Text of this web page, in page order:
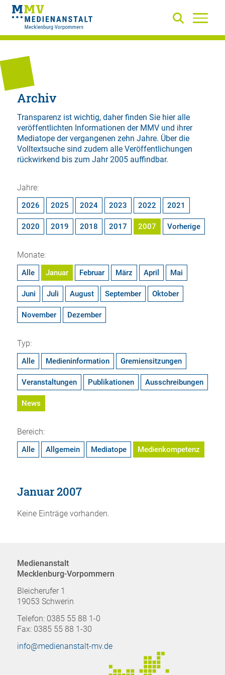
Archiv
Transparenz ist wichtig, daher finden Sie hier alle
veröffentlichten Informationen der MMV und ihrer
Mediatope der vergangenen zehn Jahre. Über die
Volltextsuchesind zudem alle Veröffentlichungen
rückwirkend bis zum Jahr 2005 auffindbar.
Jahre:
2026 2025 2024 2023 2022 2021
2020 2019 2018 2017 2007 Vorherige
Monate:
Alle Januar Februar März April Mai
Juni Juli August September Oktober
November Dezember
Typ:
Alle Medieninformation Gremiensitzungen
Veranstaltungen Publikationen Ausschreibungen
News
Bereich:
Alle Allgemein Mediatope Medienkompetenz
Januar 2007
Keine Einträge vorhanden.
Medienanstalt
Mecklenburg-Vorpommern
Bleicherufer 1
19053 Schwerin
Telefon: 0385 55 88 1-0
Fax: 0385 55 88 1-30
info@medienanstalt-mv.de